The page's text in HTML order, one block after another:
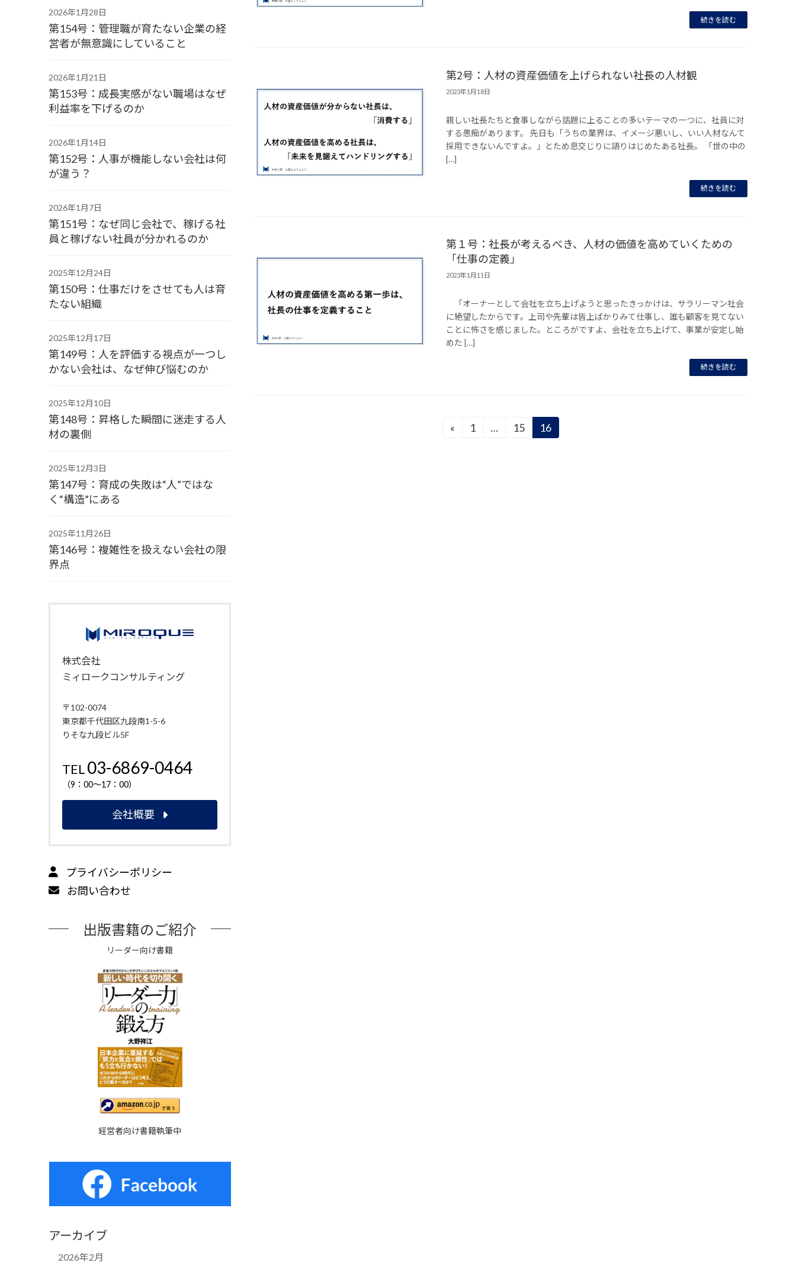
続きを読む
第2号：人材の資産価値を上げられない社長の人材観
2023年1月18日
親しい社長たちと食事しながら話題に上ることの多いテーマの一つに、社員に対
する愚痴があります。 先日も「うちの業界は、イメージ悪いし、いい人材なんて
採用できないんですよ。」とため息交じりに語りはじめたある社長。 「世の中の
[…]
続きを読む
第１号：社長が考えるべき、人材の価値を高めていくための
「仕事の定義」
2023年1月11日
「オーナーとして会社を立ち上げようと思ったきっかけは、サラリーマン社会
に絶望したからです。上司や先輩は皆上ばかりみて仕事し、誰も顧客を見てない
ことに怖さを感じました。ところがですよ、会社を立ち上げて、事業が安定し始
めた […]
続きを読む
«
固
1 …
固
15
固
16
2026年1月28日
第154号：管理職が育たない企業の経
営者が無意識にしていること
2026年1月21日
第153号：成長実感がない職場はなぜ
利益率を下げるのか
2026年1月14日
第152号：人事が機能しない会社は何
が違う？
2026年1月7日
第151号：なぜ同じ会社で、稼げる社
員と稼げない社員が分かれるのか
2025年12月24日
第150号：仕事だけをさせても人は育
たない組織
2025年12月17日
第149号：人を評価する視点が一つし
かない会社は、なぜ伸び悩むのか
2025年12月10日
第148号：昇格した瞬間に迷走する人
材の裏側
2025年12月3日
第147号：育成の失敗は“人”ではな
く“構造”にある
2025年11月26日
第146号：複雑性を扱えない会社の限
界点
株式会社
ミィロークコンサルティング
〒102-0074
東京都千代田区九段南1-5-6
りそな九段ビル5F
TEL03-6869-0464
（9：00～17：00）
会社概要
プライバシーポリシー
お問い合わせ
出版書籍のご紹介
リーダー向け書籍
経営者向け書籍執筆中
アーカイブ
2026年2月